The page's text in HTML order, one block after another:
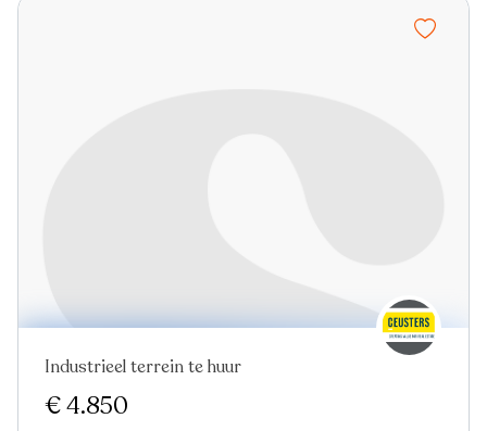
Industrieel terrein te huur
€ 4.850